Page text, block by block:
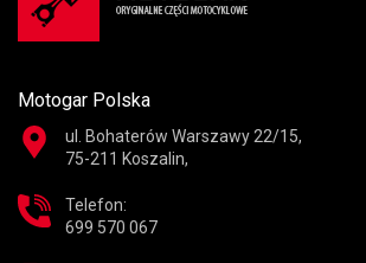
Motogar Polska
ul. Bohaterów Warszawy 22/15,
75-211 Koszalin,
Telefon:
699 570 067